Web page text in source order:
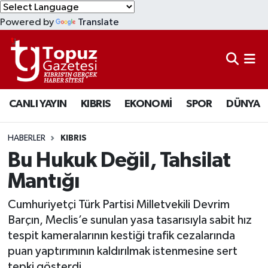
Powered by Translate
CANLI YAYIN KIBRIS EKONOMİ SPOR DÜNYA
HABERLER KIBRIS
Bu Hukuk Değil, Tahsilat
Mantığı
Cumhuriyetçi Türk Partisi Milletvekili Devrim
Barçın, Meclis’e sunulan yasa tasarısıyla sabit hız
tespit kameralarının kestiği trafik cezalarında
puan yaptırımının kaldırılmak istenmesine sert
KIBRIS
DÜNYA
EKONOMİ
MAGAZİN
SAĞLIK
SPOR
TEKNOLOJİ
TÜRKİYE
Lefkoşa Nöbetçi Eczaneler
Lefkoşa Hava Durumu
Lefkoşa Trafik Yoğunluk Haritası
Süper Lig Puan Durumu ve Fikstür
Tüm Manşetler
Son Dakika Haberleri
Haber Arşivi